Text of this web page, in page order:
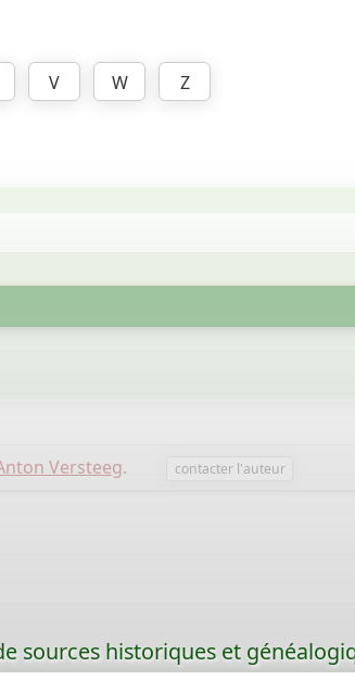
V W
Z
Versteeg. contacter l'auteur
sources historiques et